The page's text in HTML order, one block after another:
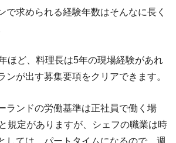
で求められる経験年数はそんなに長く
ほど、料理長は5年の現場経験があれ
ンが出す募集要項をクリアできます。
ランドの労働基準は正社員で働く場
規定がありますが、シェフの職業は時
しては、パートタイムになるので、週